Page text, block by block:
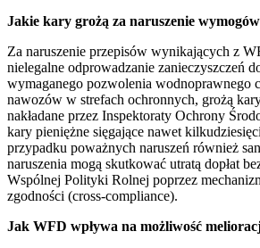
Jakie kary grożą za naruszenie
Za naruszenie przepisów wynikających z
nielegalne odprowadzanie zanieczyszczeń
wymaganego pozwolenia wodnoprawnego
nawozów w strefach ochronnych, grożą
nakładane przez Inspektoraty Ochrony
kary pieniężne sięgające nawet
przypadku poważnych naruszeń również
naruszenia mogą skutkować utratą dopłat
Wspólnej Polityki Rolnej poprzez
zgodności (cross-compliance).
Jak WFD wpływa na możliwość